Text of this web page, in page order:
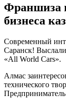
Франшиза
бизнеса
Современный
Саранск!
«All World Cars».
Алмас
технического